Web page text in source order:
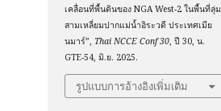
เคลื่อนที่พื้นดินของ NGA West-2 ในพื้นที่ลุ่ม
สามเหลี่ยมปากแม่น้ำอิระวดี ประเทศเมีย
นมาร์”, Thai NCCE Conf 30, ปี 30, น.
GTE-54, มิ.ย. 2025.
รูปแบบการอ้างอิงเพิ่มเติม